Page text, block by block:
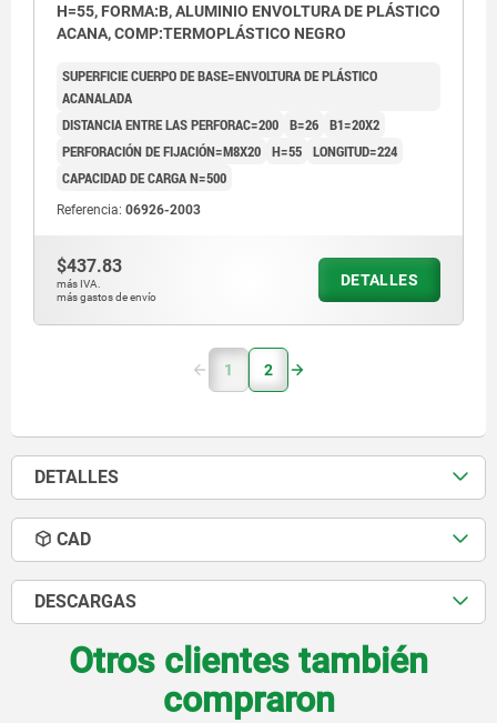
H=55, FORMA:B, ALUMINIO ENVOLTURA DE PLÁSTICO
ACANA, COMP:TERMOPLÁSTICO NEGRO
SUPERFICIE CUERPO DE BASE=ENVOLTURA DE PLÁSTICO
ACANALADA
DISTANCIA ENTRE LAS PERFORAC=200 B=26 B1=20X2
PERFORACIÓN DE FIJACIÓN=M8X20 H=55 LONGITUD=224
CAPACIDAD DE CARGA N=500
Referencia: 06926-2003
$437.83
más IVA.
más gastos de envío
DETALLES
1 2
DETALLES
CAD
DESCARGAS
Otros clientes también
compraron